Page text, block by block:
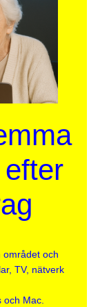
området och
TV, nätverk
Mac.